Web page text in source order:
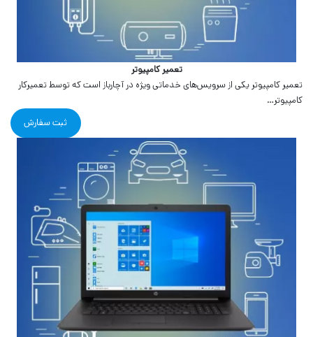
تعمیر کامپیوتر
تعمیر کامپیوتر یکی از سرویس‌های خدماتی ویژه در آچارباز است که توسط تعمیرکار
کامپیوتر…
ثبت سفارش